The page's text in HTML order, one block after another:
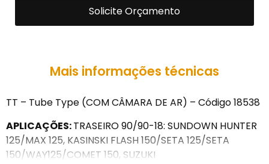
Solicite Orçamento
Mais informações técnicas
TT – Tube Type (COM CÂMARA DE AR) – Código 18538
APLICAÇÕES:TRASEIRO 90/90-18: SUNDOWN HUNTER
125/MAX 125, KASINSKI FLASH 150/SETA 125/SETA
150/WAY125/COMET 150, SUZUKI